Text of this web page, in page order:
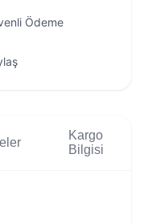
Ödeme
Kargo
Bilgisi